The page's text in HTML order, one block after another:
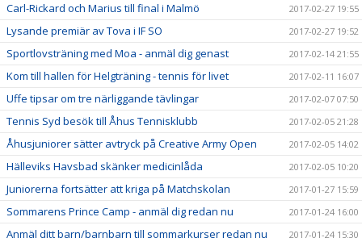
Carl-Rickard och Marius till final i Malmö 2017-02-27 19:55
Lysande premiär av Tova i IF SO 2017-02-27 19:52
Sportlovsträning med Moa - anmäl dig genast 2017-02-14 21:55
Kom till hallen för Helgträning - tennis för livet 2017-02-11 16:07
Uffe tipsar om tre närliggande tävlingar 2017-02-07 07:50
Tennis Syd besök till Åhus Tennisklubb 2017-02-05 21:28
Åhusjuniorer sätter avtryck på Creative Army Open 2017-02-05 14:02
Hälleviks Havsbad skänker medicinlåda 2017-02-05 10:20
Juniorerna fortsätter att kriga på Matchskolan 2017-01-27 15:59
Sommarens Prince Camp - anmäl dig redan nu 2017-01-24 16:00
Anmäl ditt barn/barnbarn till sommarkurser redan nu 2017-01-24 15:30